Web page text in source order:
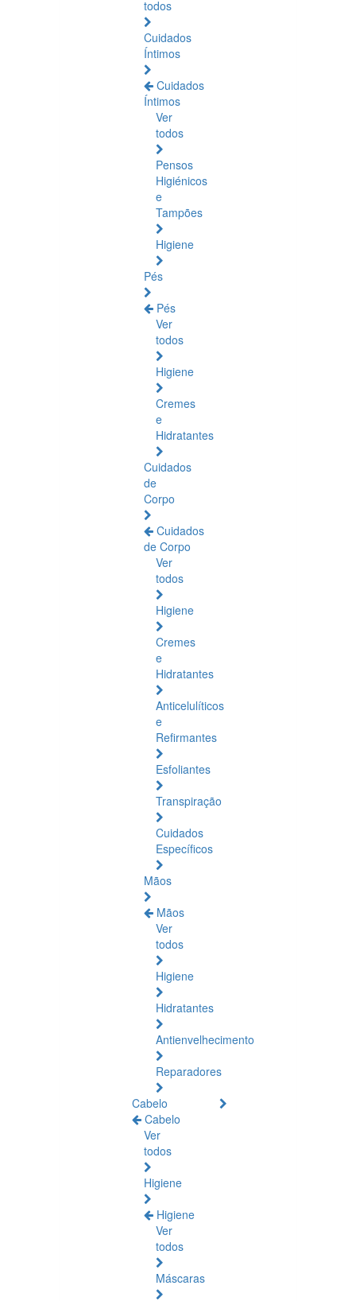
todos
Cuidados
Íntimos
Cuidados
Íntimos
Ver
todos
Pensos
Higiénicos
e
Tampões
Higiene
Pés
Pés
Ver
todos
Higiene
Cremes
e
Hidratantes
Cuidados
de
Corpo
Cuidados
de Corpo
Ver
todos
Higiene
Cremes
e
Hidratantes
Anticelulíticos
e
Refirmantes
Esfoliantes
Transpiração
Cuidados
Específicos
Mãos
Mãos
Ver
todos
Higiene
Hidratantes
Antienvelhecimento
Reparadores
Cabelo
Cabelo
Ver
todos
Higiene
Higiene
Ver
todos
Máscaras